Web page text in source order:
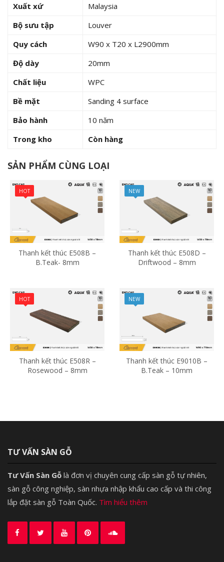
Xuất xứ
Malaysia
Bộ sưu tập
Louver
Quy cách
W90 x T20 x L2900mm
Độ dày
20mm
Chất liệu
WPC
Bề mặt
Sanding 4 surface
Bảo hành
10 năm
Trong kho
Còn hàng
SẢN PHẨM CÙNG LOẠI
HOT
Thanh kết thúc E508B –
B.Teak- 8mm
NEW
Thanh kết thúc E508D –
Driftwood – 8mm
HOT
Thanh kết thúc E508R –
Rosewood – 8mm
NEW
Thanh kết thúc E9010B –
B.Teak – 10mm
TƯ VẤN SÀN GỖ
Tư Vấn Sàn Gỗ là đơn vị chuyên cung cấp sàn gỗ tự nhiên,
sàn gỗ công nghiệp, sàn nhựa nhập khẩu cao cấp và thi công
lắp đặt sàn gỗ Toàn Quốc. Tìm hiểu thêm